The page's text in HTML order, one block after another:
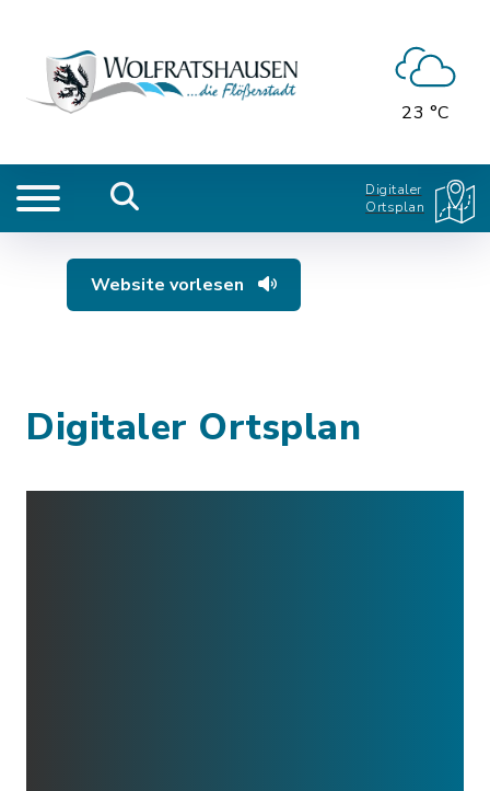
23 °C
Digitaler
Ortsplan
Website vorlesen
Digitaler Ortsplan